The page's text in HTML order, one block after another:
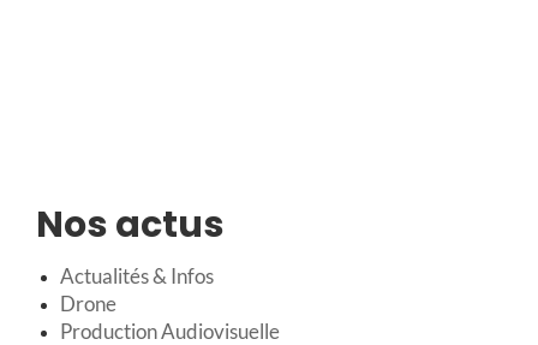
Nos actus
Actualités & Infos
Drone
Production Audiovisuelle